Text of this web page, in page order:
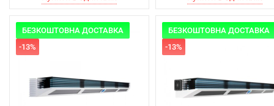
БЕЗКОШТОВНА ДОСТАВКА
-13%
БЕЗКОШТОВНА ДОСТАВКА
-13%